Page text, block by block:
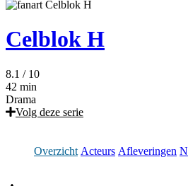
Celblok H
8.1 / 10
42 min
Drama
Volg deze serie
Overzicht Acteurs Afleveringen